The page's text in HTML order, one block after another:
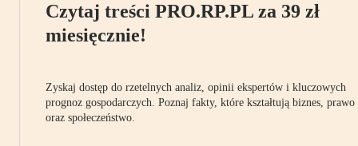
Czytaj treści PRO.RP.PL za 39 zł
miesięcznie!
Zyskaj dostęp do rzetelnych analiz, opinii ekspertów i kluczowych
prognoz gospodarczych. Poznaj fakty, które kształtują biznes, prawo
oraz społeczeństwo.